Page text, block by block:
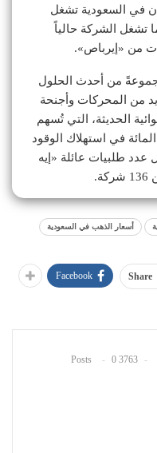
في السعودية تشغل
«إيه 320 نيو»، كما تشغل الشركة حالياً
«إيه 320 نيو» مجموعةً من أحدث الحلول
من المحركات وأجنحة
الحديثة، التي تُسهم
وفورات بواقع 20 في المائة في استهلاك الوقود
عدد طلبيات عائلة «إيه
أسعار الذهب في السعودية
Share
Facebook
3763 Posts
0